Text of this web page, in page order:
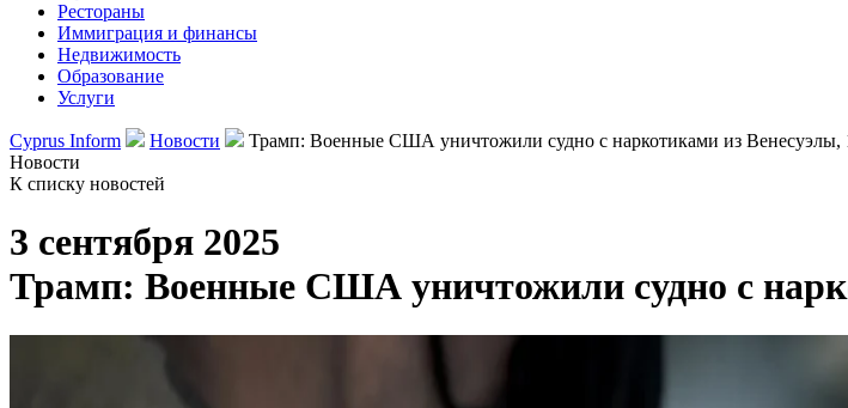
Рестораны
Иммиграция и финансы
Недвижимость
Образование
Услуги
Cyprus Inform Новости
Трамп: Военные США уничтожили судно с наркотиками из Венесуэлы,
Новости
К списку новостей
3 сентября 2025
Трамп: Военные США уничтожили судно с